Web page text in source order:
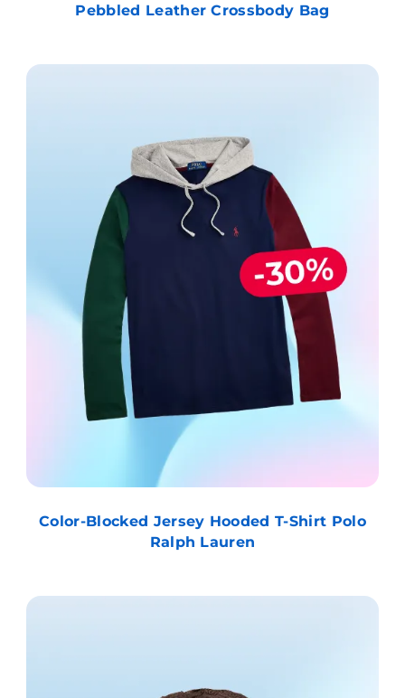
Pebbled Leather Crossbody Bag
Color-Blocked Jersey Hooded T-Shirt Polo
Ralph Lauren